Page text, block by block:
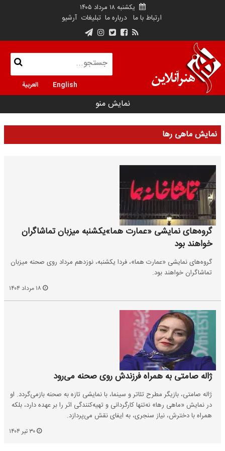
یکشنبه ۱۸ مرداد ۱۴۰۵
ارتباط با ما درباره ما تبلیغات آرشیو
English العربية
نمایش منو
نمایش ماهی رها
گروه‌های نمایشی «عمارت هما»یکشنبه میزبان تماشاگران
خواهند بود
گروه‌های نمایشی «عمارت هما»، فردا یکشنبه، نوزدهم مرداد روی صحنه میزبان
تماشاگران خواهند بود.
ژاله صامتی به همراه فرزندش روی صحنه می‌رود
ژاله صامتی، بازیگر مطرح تئاتر و سینما، با نمایشی تازه به صحنه بازمی‌گردد. او
در نمایش «ماهی رها» نه‌تنها کارگردانی و تهیه‌کنندگی اثر را بر عهده دارد، بلکه
همراه با دخترش، نیاز سنجری، به ایفای نقش می‌پردازد.